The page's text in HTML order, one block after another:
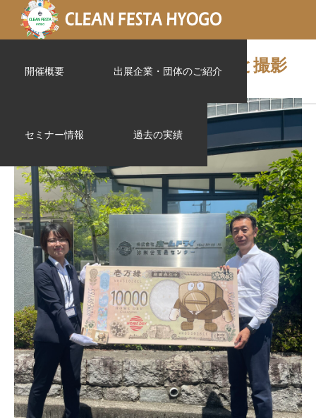
開催概要 出展企業・団体のご紹介
セミナー情報 過去の実績
08_西尾総合印刷_太白社長と撮影